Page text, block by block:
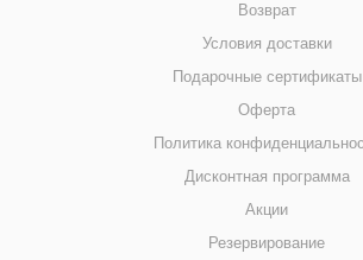
Возврат
Условия доставки
Подарочные сертификаты
Оферта
Политика
Дисконтная программа
Акции
Резервирование